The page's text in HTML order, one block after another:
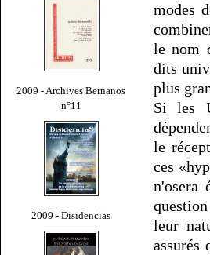
2009 - Archives Bernanos
n°11
2009 - Disidencias
modes
le nom
dits
plus
Si les
le
ces
n'osera
leur
assurés